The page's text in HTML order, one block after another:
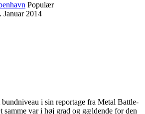
Populær
Januar 2014
i sin reportage fra Metal Battle-
samme var i høj grad og gældende for den